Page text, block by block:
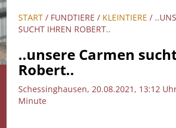
START / FUNDTIERE / KLEINTIERE /
SUCHT IHREN ROBERT..
..unsere Carmen
Robert..
Schessinghausen, 20.08.2021, 13:12
Minute